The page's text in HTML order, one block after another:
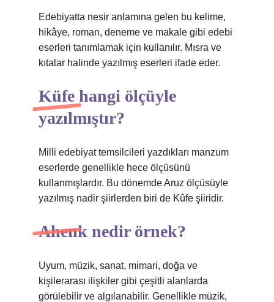
Edebiyatta nesir anlamına gelen bu kelime,
hikâye, roman, deneme ve makale gibi edebi
eserleri tanımlamak için kullanılır. Mısra ve
kıtalar halinde yazılmış eserleri ifade eder.
Küfe hangi ölçüyle
yazılmıştır?
Milli edebiyat temsilcileri yazdıkları manzum
eserlerde genellikle hece ölçüsünü
kullanmışlardır. Bu dönemde Aruz ölçüsüyle
yazılmış nadir şiirlerden biri de Kûfe şiiridir.
Ahenk nedir örnek?
Uyum, müzik, sanat, mimari, doğa ve
kişilerarası ilişkiler gibi çeşitli alanlarda
görülebilir ve algılanabilir. Genellikle müzik,